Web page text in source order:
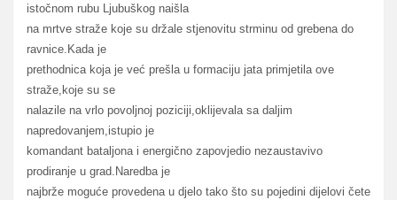
istočnom rubu Ljubuškog naišla
na mrtve straže koje su držale stjenovitu strminu od grebena do
ravnice.Kada je
prethodnica koja je već prešla u formaciju jata primjetila ove
straže,koje su se
nalazile na vrlo povoljnoj poziciji,oklijevala sa daljim
napredovanjem,istupio je
komandant bataljona i energično zapovjedio nezaustavivo
prodiranje u grad.Naredba je
najbrže moguće provedena u djelo tako što su pojedini dijelovi čete